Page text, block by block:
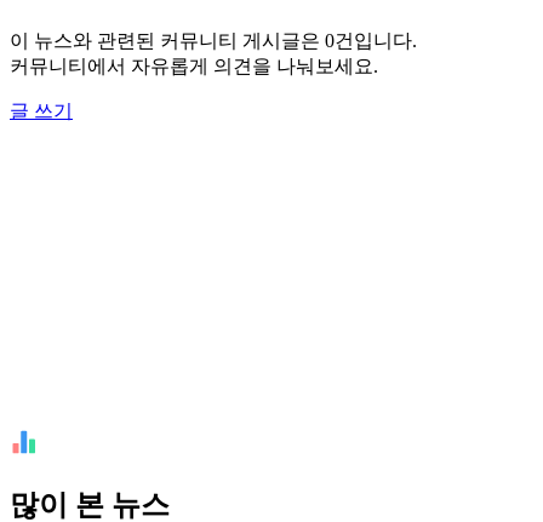
이 뉴스와 관련된 커뮤니티 게시글은 0건입니다.
커뮤니티에서 자유롭게 의견을 나눠보세요.
글 쓰기
많이 본 뉴스